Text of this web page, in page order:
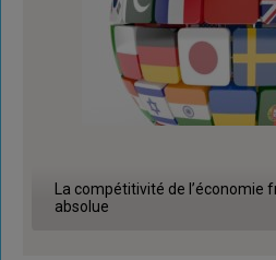
La compétitivité de l’économie
absolue